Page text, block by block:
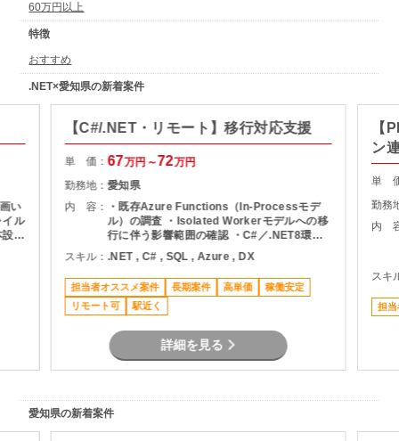
60万円以上
特徴
おすすめ
.NET×愛知県の新着案件
い
イル
計
【C#/.NET・リモート】移行対応支援
単 価：67万円～72万円
勤務地：愛知県
内 容：
・既存Azure Functions（In-Processモデ
ル）の調査 ・Isolated Workerモデルへの移
行に伴う影響範囲の確認 ・C#／.NET8環境
での改修・実装対応 ・Azure SQL（SQL
Server）を用いたデータ参照・更新 ・単体
テスト、APIテストの実施 ・課題整理、不具
合対応、必要に応じたエスカレーション
スキル： .NET , C# , SQL , Azure , DX
担当者オススメ案件 長期案件 高単価
稼働安定
リモート可
駅近く
詳細を見る
【
ン
単
勤務
内
スキ
担当
愛知県の新着案件